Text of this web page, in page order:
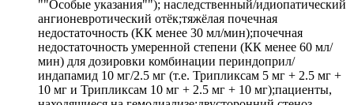
""Особые указания""); наследственный/идиопатический
ангионевротический отёк;тяжёлая почечная
недостаточность (КК менее 30 мл/мин);почечная
недостаточность умеренной степени (КК менее 60 мл/
мин) для дозировки комбинации периндоприл/
индапамид 10 мг/2.5 мг (т.е. Трипликсам 5 мг + 2.5 мг +
10 мг и Трипликсам 10 мг + 2.5 мг + 10 мг);пациенты,